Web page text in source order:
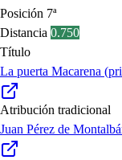
Posición 7ª
Distancia 0.750
Título
La puerta Macarena
Atribución tradicional
Juan Pérez de